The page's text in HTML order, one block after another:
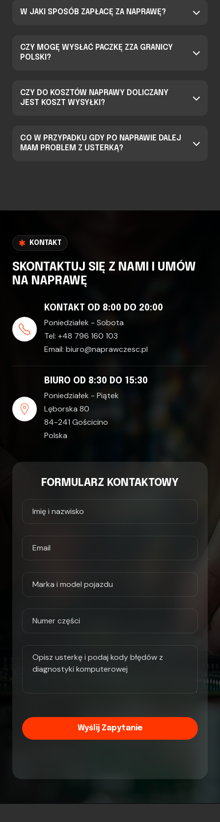
W JAKI SPOSÓB ZAPŁACĘ ZA NAPRAWĘ?
CZY MOGĘ WYSŁAĆ PACZKĘ ZZA GRANICY
POLSKI?
CZY DO KOSZTÓW NAPRAWY DOLICZANY
JEST KOSZT WYSYŁKI?
CO W PRZYPADKU GDY PO NAPRAWIE DALEJ
MAM PROBLEM Z USTERKĄ?
KONTAKT
SKONTAKTUJ SIĘ Z NAMI I UMÓW
NA NAPRAWĘ
KONTAKT OD 8:00 DO 20:00
Poniedziałek - Sobota
Tel: +48 796 160 103
Email: biuro@naprawczesc.pl
BIURO OD 8:30 DO 15:30
Poniedziałek - Piątek
Lęborska 80
84-241 Gościcino
Polska
FORMULARZ KONTAKTOWY
Wyślij Zapytanie